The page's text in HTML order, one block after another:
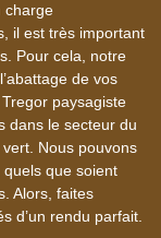
charge
il est très important
Pour cela, notre
de vos
paysagiste
dans le secteur du
vert. Nous pouvons
que soient
Alors, faites
d’un rendu parfait.